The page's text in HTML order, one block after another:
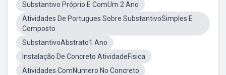
Substantivo Próprio E ComUm 2 Ano
Atividades De Portugues Sobre SubstantivoSimples E
Composto
SubstantivoAbstrato1 Ano
Instalação De Concreto AtividadeFisica
Atividades ComNumero No Concreto